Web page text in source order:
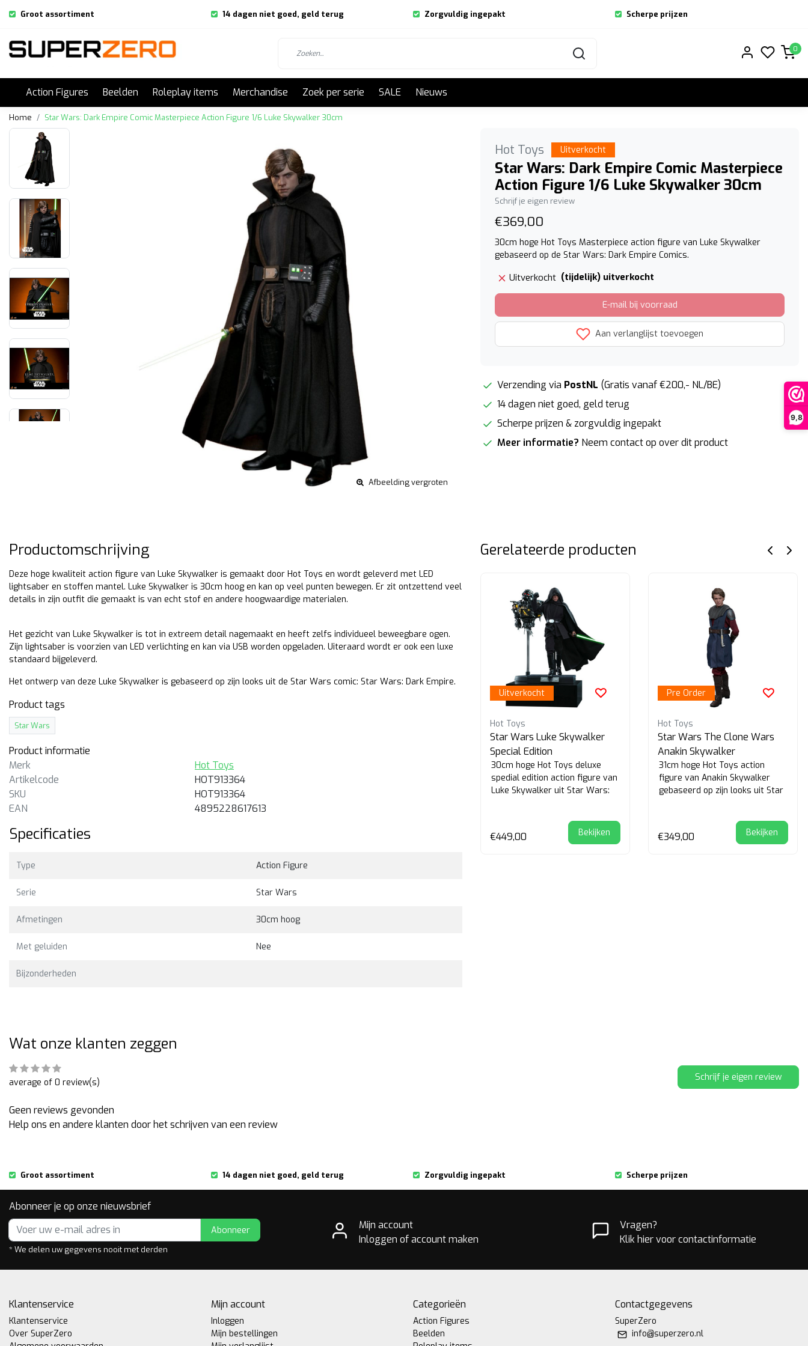
9,8
Groot assortiment 14 dagen niet goed, geld terug Zorgvuldig ingepakt Scherpe prijzen
0
Action Figures Beelden Roleplay items Merchandise Zoek per serie SALE Nieuws
Home Star Wars: Dark Empire Comic Masterpiece Action Figure 1/6 Luke Skywalker 30cm
Afbeelding vergroten
Hot Toys Uitverkocht
Star Wars: Dark Empire Comic Masterpiece
Action Figure 1/6 Luke Skywalker 30cm
Schrijf je eigen review
€369,00
30cm hoge Hot Toys Masterpiece action figure van Luke Skywalker
gebaseerd op de Star Wars: Dark Empire Comics.
Uitverkocht (tijdelijk) uitverkocht
E-mail bij voorraad
Aan verlanglijst toevoegen
Verzending via PostNL (Gratis vanaf €200,- NL/BE)
14 dagen niet goed, geld terug
Scherpe prijzen & zorgvuldig ingepakt
Meer informatie? Neem contact op over dit product
Productomschrijving
Deze hoge kwaliteit action figure van Luke Skywalker is gemaakt door Hot Toys en wordt geleverd met LED
lightsaber en stoffen mantel. Luke Skywalker is 30cm hoog en kan op veel punten bewegen. Er zit ontzettend veel
details in zijn outfit die gemaakt is van echt stof en andere hoogwaardige materialen.
Het gezicht van Luke Skywalker is tot in extreem detail nagemaakt en heeft zelfs individueel beweegbare ogen.
Zijn lightsaber is voorzien van LED verlichting en kan via USB worden opgeladen. Uiteraard wordt er ook een luxe
standaard bijgeleverd.
Het ontwerp van deze Luke Skywalker is gebaseerd op zijn looks uit de Star Wars comic: Star Wars: Dark Empire.
Product tags
Star Wars
Product informatie
Merk
Hot Toys
Artikelcode
HOT913364
SKU
HOT913364
EAN
4895228617613
Specificaties
Type Action Figure
Serie Star Wars
Afmetingen 30cm hoog
Met geluiden Nee
Bijzonderheden
Gerelateerde producten
Toys
Wars Comic Masterpiece
hoge Hot Toys
action figure van
uit de Star Wars Comics.
Bekijken
31cm hoge Hot Toys action
figure van Lord Starkiller uit de
Star Wars Legends serie.
Uitverkocht
Hot Toys
Star Wars Luke Skywalker
Special Edition
30cm hoge Hot Toys deluxe
spedial edition action figure van
Luke Skywalker uit Star Wars:
€449,00 Bekijken
Pre Order
Hot Toys
Star Wars The Clone Wars
Anakin Skywalker
31cm hoge Hot Toys action
figure van Anakin Skywalker
gebaseerd op zijn looks uit Star
€349,00 Bekijken
Wat onze klanten zeggen
average of 0 review(s) Schrijf je eigen review
Geen reviews gevonden
Help ons en andere klanten door het schrijven van een review
Groot assortiment 14 dagen niet goed, geld terug Zorgvuldig ingepakt Scherpe prijzen
Abonneer je op onze nieuwsbrief
Abonneer
* We delen uw gegevens nooit met derden
Mijn account
Inloggen of account maken
Vragen?
Klik hier voor contactinformatie
Klantenservice
Klantenservice
Over SuperZero
Mijn account
Inloggen
Mijn bestellingen
Categorieën
Action Figures
Beelden
Contactgegevens
SuperZero
info@superzero.nl